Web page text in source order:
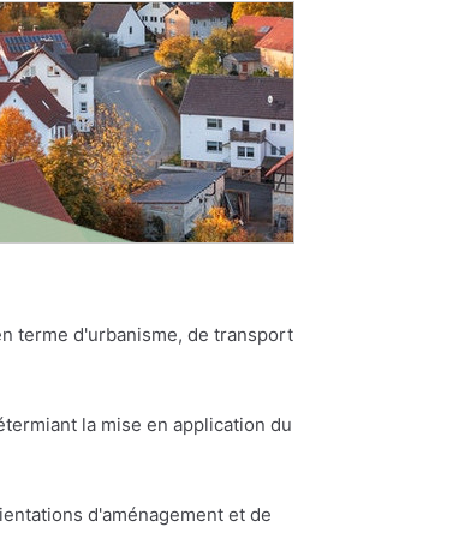
terme d'urbanisme, de transport
la mise en application du
d'aménagement et de